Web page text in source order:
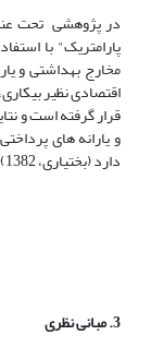
در پژوهشی تحت
پارامتریک" با
مخارج بهداشتی و
اقتصادی نظیر
قرار گرفته است و
و یارانه های
دارد (بختیاری، 1382).
3
.مبانی نظری